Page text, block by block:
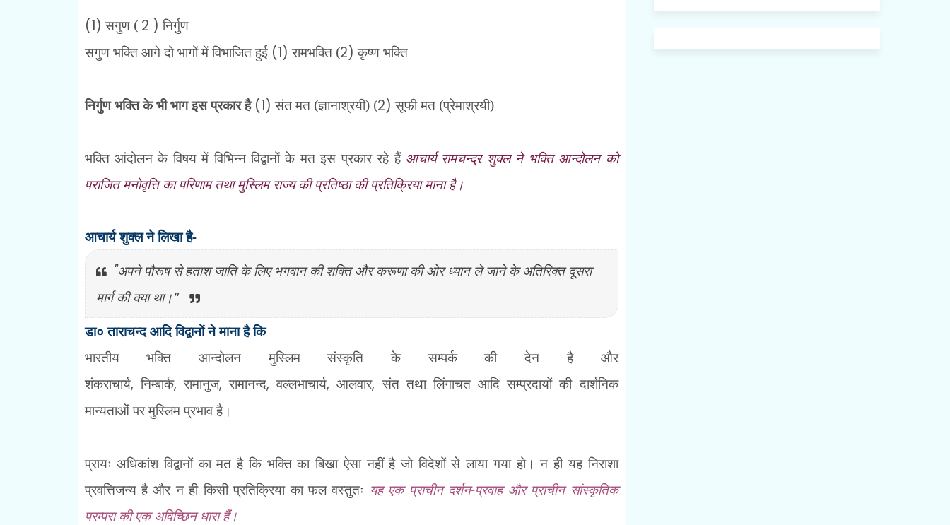
(1)सगुण ( 2 )निर्गुण
सगुण भक्ति आगे दो भागों में विभाजित हुई (1)रामभक्ति (2)कृष्ण भक्ति
निर्गुण भक्ति के भी भाग इस प्रकार है (1)संत मत (ज्ञानाश्रयी) (2)सूफी मत (प्रेमाश्रयी)
भक्ति आंदोलन के विषय में विभिन्न विद्वानों के मत इस प्रकार रहे हैंआचार्य रामचन्द्र शुक्ल ने भक्ति आन्दोलन को
पराजित मनोवृत्ति का परिणाम तथा मुस्लिम राज्य की प्रतिष्ठा की प्रतिक्रिया माना है।
आचार्य शुक्ल ने लिखा है-
"अपने पौरूष से हताश जाति के लिए भगवान की शक्ति और करूणा की ओर ध्यान ले जाने के अतिरिक्त दूसरा
मार्ग की क्या था।"
डा० ताराचन्द आदि विद्वानों ने माना है कि
भारतीय भक्ति आन्दोलन मुस्लिम संस्कृति के सम्पर्क की देन है और
शंकराचार्य,निम्बार्क,रामानुज,रामानन्द,वल्लभाचार्य,आलवार,संत तथा लिंगाचत आदि सम्प्रदायों की दार्शनिक
मान्यताओं पर मुस्लिम प्रभाव है।
प्रायः अधिकांश विद्वानों का मत है कि भक्ति का बिखा ऐसा नहीं है जो विदेशों से लाया गया हो। न ही यह निराशा
प्रवत्तिजन्य है और न ही किसी प्रतिक्रिया का फल वस्तुतः यह एक प्राचीन दर्शन-प्रवाह और प्राचीन सांस्कृतिक
परम्परा की एक अविच्छिन धारा हैं।